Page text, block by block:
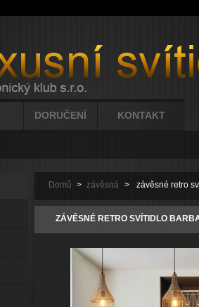
DORUČENÍ KONTAKT
Domů > závěsná > závěsné retro
ZÁVĚSNÉ RETRO SVÍTIDLO